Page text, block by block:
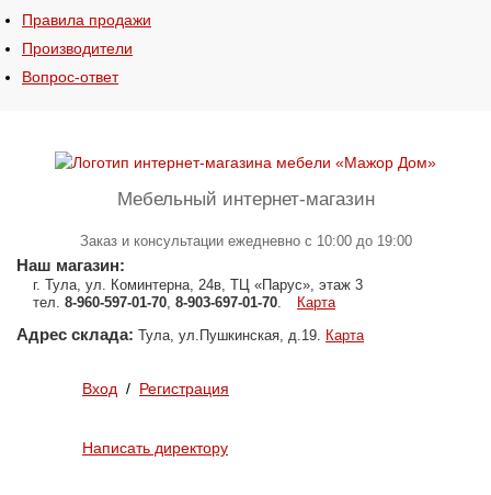
Правила продажи
Производители
Вопрос-ответ
Мебельный интернет-магазин
Заказ и консультацииежедневно с 10:00 до 19:00
Наш магазин:
г. Тула, ул. Коминтерна, 24в, ТЦ «Парус», этаж 3
тел. 8-960-597-01-70 8-903-697-01-70 Карта
Адрес склада: Тула, ул.Пушкинская, д.19. Карта
Вход / Регистрация
Написать директору